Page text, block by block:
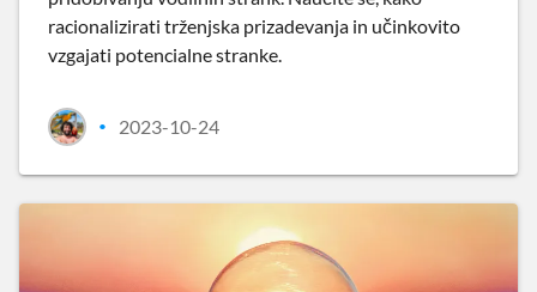
racionalizirati trženjska prizadevanja in učinkovito
vzgajati potencialne stranke.
• 2023-10-24